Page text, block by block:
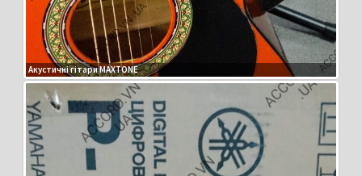
Акустичні гітари MAXTONE